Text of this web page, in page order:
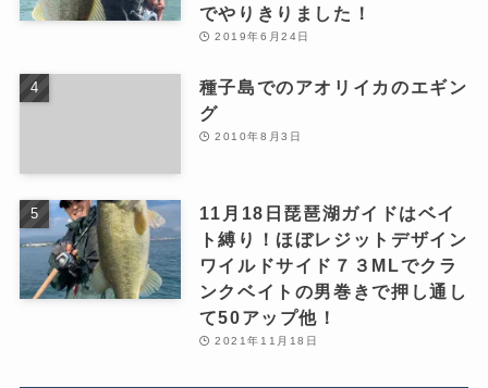
でやりきりました！
2019年6月24日
種子島でのアオリイカのエギン
グ
2010年8月3日
11月18日琵琶湖ガイドはベイ
ト縛り！ほぼレジットデザイン
ワイルドサイド７３MLでクラ
ンクベイトの男巻きで押し通し
て50アップ他！
2021年11月18日